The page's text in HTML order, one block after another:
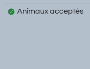
Animaux acceptés